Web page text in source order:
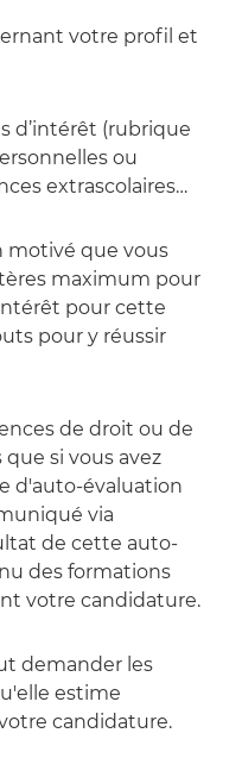
votre profil et
(rubrique
ou
extrascolaires…
que vous
maximum pour
pour cette
pour y réussir
de droit ou de
si vous avez
d'auto-évaluation
via
de cette auto-
des formations
votre candidature.
demander les
estime
candidature.